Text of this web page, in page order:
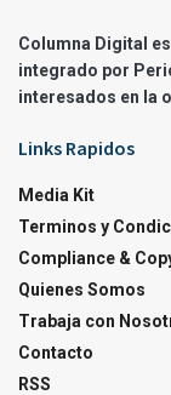
Columna Digital
integrado por
interesados en la
Links Rapidos
Media Kit
Terminos y
Compliance &
Quienes Somos
Trabaja con
Contacto
RSS